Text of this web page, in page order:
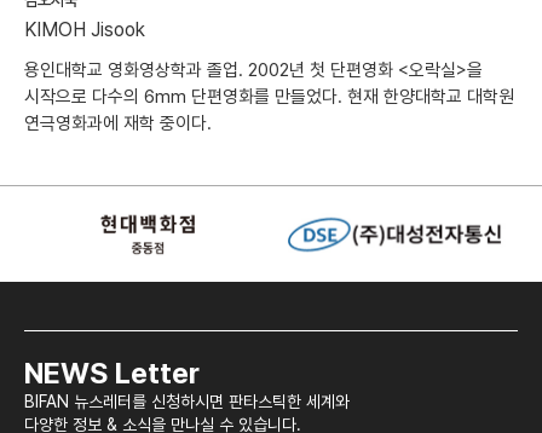
KIMOH Jisook
용인대학교 영화영상학과 졸업. 2002년 첫 단편영화 <오락실>을
시작으로 다수의 6mm 단편영화를 만들었다. 현재 한양대학교 대학원
연극영화과에 재학 중이다.
NEWS Letter
BIFAN 뉴스레터를 신청하시면 판타스틱한 세계와
다양한 정보 & 소식을 만나실 수 있습니다.